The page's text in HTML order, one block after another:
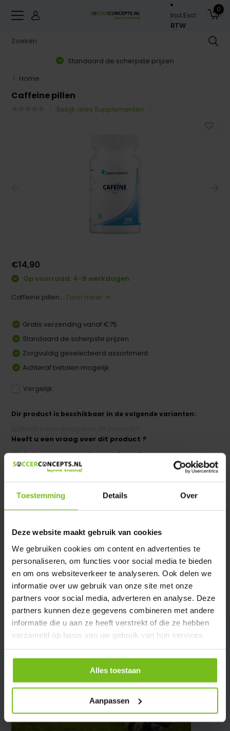
Toestemming Details Over
Deze website maakt gebruik van cookies
We gebruiken cookies om content en advertenties te
personaliseren, om functies voor social media te bieden
en om ons websiteverkeer te analyseren. Ook delen we
informatie over uw gebruik van onze site met onze
partners voor social media, adverteren en analyse. Deze
partners kunnen deze gegevens combineren met andere
informatie die u aan ze heeft verstrekt of die ze hebben
verzameld op basis van uw gebruik van hun services.
Alles toestaan
Aanpassen
Incl.Excl.
BTW
0
Standaard de scherpste prijzen
Home
Caffeine pillen
Bekijk alles Supplementen
€14,90
Op voorraad: 4-8 werkdagen
Caffeine pillen...Toon meer
Gratis verzending vanaf €75
Standaard de scherpste prijzen
Zorgvuldig geselecteerd assortiment
Achteraf betalen mogelijk
Vergelijk
Dir product is beschikbaar in de volgende varianten:
Heeft u een vraag over dit product ?
We helpen u graag met meer informatie
Verstuur email
Specificaties
Reviews
Delen